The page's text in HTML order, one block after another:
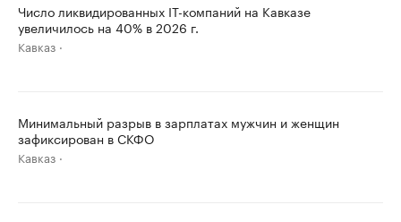
Число ликвидированных IT-компаний на Кавказе
увеличилось на 40% в 2026 г.
Кавказ
Минимальный разрыв в зарплатах мужчин и женщин
зафиксирован в СКФО
Кавказ